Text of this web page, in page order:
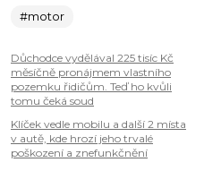
#motor
Důchodce vydělával 225 tisíc Kč
měsíčně pronájmem vlastního
pozemku řidičům. Teď ho kvůli
tomu čeká soud
Klíček vedle mobilu a další 2 místa
v autě, kde hrozí jeho trvalé
poškození a znefunkčnění